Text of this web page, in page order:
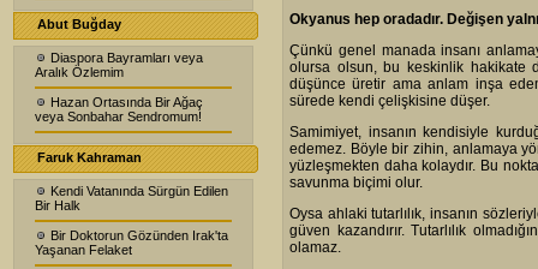
Abut Buğday
Diaspora Bayramları veya
Aralık Özlemim
Hazan Ortasında Bir Ağaç
veya Sonbahar Sendromum!
Faruk Kahraman
Kendi Vatanında Sürgün Edilen
Bir Halk
Bir Doktorun Gözünden Irak'ta
Yaşanan Felaket
Okyanus hep oradadır. Değişen
Çünkü genel manada insanı
olursa olsun, bu keskinlik hakikate
düşünce üretir ama anlam inşa
sürede kendi çelişkisine düşer.
Samimiyet, insanın kendisiyle
edemez. Böyle bir zihin, anlamaya
yüzleşmekten daha kolaydır. Bu
savunma biçimi olur.
Oysa ahlaki tutarlılık, insanın
güven kazandırır. Tutarlılık
olamaz.